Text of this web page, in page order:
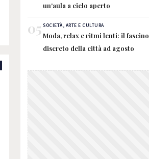
un'aula a cielo aperto
05 SOCIETÀ, ARTE E CULTURA
Moda, relax e ritmi lenti: il fascino
discreto della città ad agosto